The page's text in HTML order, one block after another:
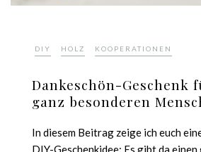
DIY HOLZ KOOPERATIONEN
Dankeschön-Geschenk
ganz besonderen
In diesem Beitrag zeige ich euch
DIY-Geschenkidee: Es gibt da